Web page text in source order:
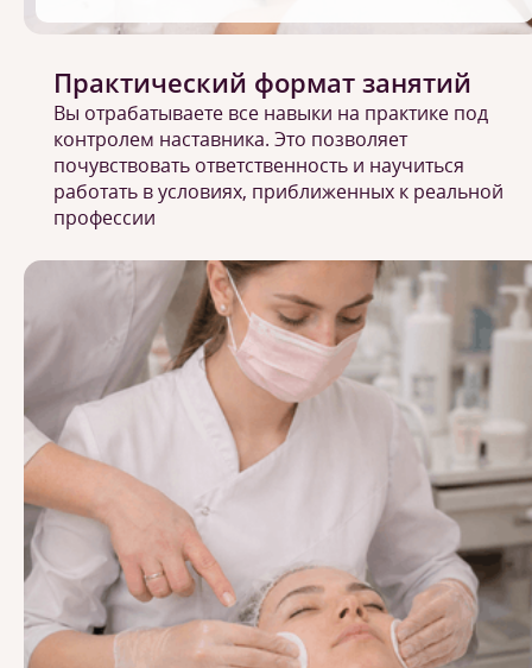
Практический формат занятий
Вы отрабатываете все навыки на практике под
контролем наставника. Это позволяет
почувствовать ответственность и научиться
работать в условиях, приближенных к реальной
профессии